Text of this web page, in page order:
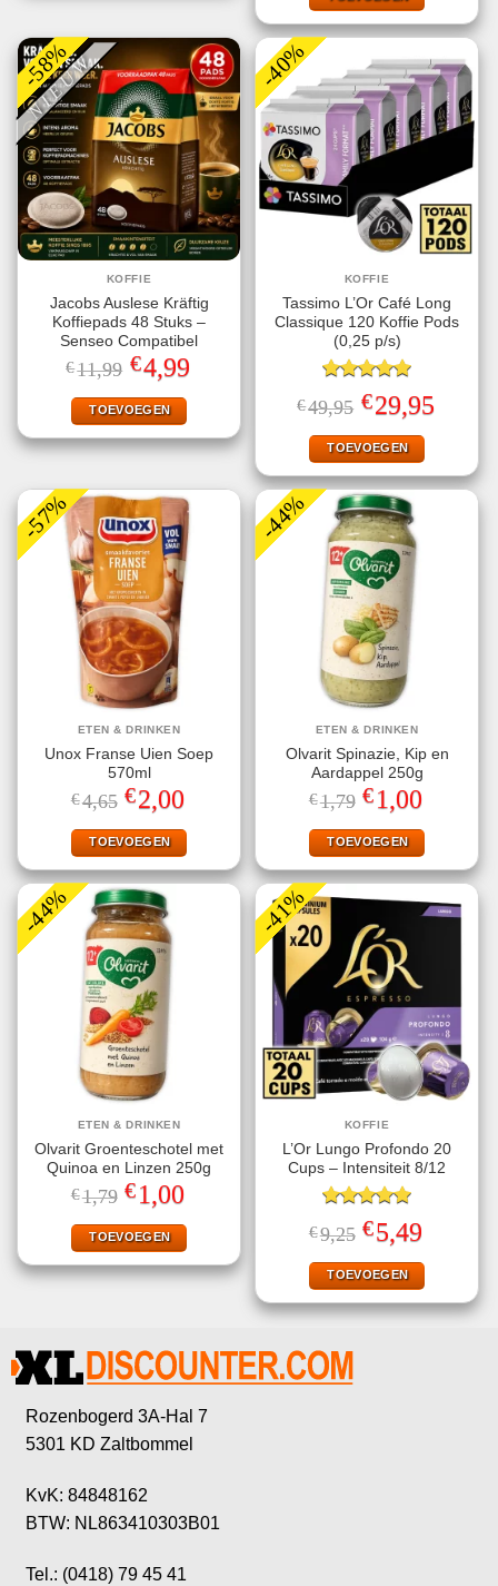
-58%
NIEUW
KOFFIE
Jacobs Auslese Kräftig
Koffiepads 48 Stuks –
Senseo Compatibel
€11,99 Oorspronkelijke
prijs
was:
€11,99.
€4,99Huidige
prijs
TOEVOEGEN
-40%
KOFFIE
Tassimo L’Or Café Long
Classique 120 Koffie Pods
(0,25 p/s)
Gewaardeerd
5.00uit 5
€49,95 Oorspronkelijke
prijs
was:
€49,95.
€29,95prijs
TOEVOEGEN
-57%
ETEN & DRINKEN
Unox Franse Uien Soep
570ml
€4,65 Oorspronkelijke
prijs
was:
€4,65.
€2,00
is:
€2,00.
TOEVOEGEN
-44%
ETEN & DRINKEN
Olvarit Spinazie, Kip en
Aardappel 250g
€1,79 Oorspronkelijke
prijs
was:
€1,79.
€1,00
is:
€1,00.
TOEVOEGEN
-44%
ETEN & DRINKEN
Olvarit Groenteschotel met
Quinoa en Linzen 250g
€1,79 Oorspronkelijke
prijs
was:
€1,79.
€1,00
is:
€1,00.
TOEVOEGEN
-41%
KOFFIE
L’Or Lungo Profondo 20
Cups – Intensiteit 8/12
Gewaardeerd
5.00uit 5
€9,25 Oorspronkelijke
prijs
was:
€9,25.
€5,49
is:
€5,49.
TOEVOEGEN
Rozenbogerd 3A-Hal 7
5301 KD Zaltbommel
KvK: 84848162
BTW: NL863410303B01
Tel.: (0418) 79 45 41